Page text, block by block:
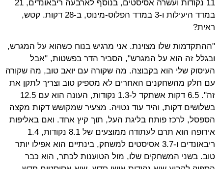
11 נקודות ועשרה אסיסטים, בנוסף לארבעה ריבאונדים, 21
במדד היעילות ו-3 במדד הפלוס-מינוס, ב-28 דקות. קטש,
ראית?
"ההתקדמות שלו מצוינת. אני מרגיש בנוח כשהוא על המגרש,
ובגלל זה הוא על המגרש", הסביר הדר בפשטות, "אבל
העיסוק שלי הוא בקבוצה. מה שקורה עם יואב טוב, מה שקורה
עם חלק מהשחקנים האחרים לא מספיק טוב וצריך לתקן את
זה". 6.5 דקות אשתקד ל-1.3 נקודות, העונה הוא עם 12.5
בשלושים דקות, והיד עוד נטויה. מצעיר שמקושש דקות מקצה
הספסל, לרכז פותח בליגת העל, תוך קיץ אחד. ואם באליפות
אירופה הוא תרם לעתודה ממוצעים של 8.1 נקודות, 1.4
ריבאונדים ו-3.7 אסיסטים למשחק, בינתיים הוא אפילו יותר
טוב. בשני המשחקים שלו, מול הטוענות לכתר, הוא כבר